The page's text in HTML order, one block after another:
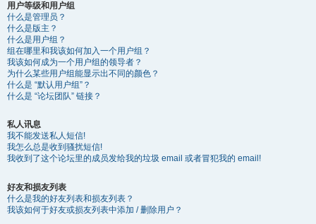
用户等级和用户组
什么是管理员？
什么是版主？
什么是用户组？
组在哪里和我该如何加入一个用户组？
我该如何成为一个用户组的领导者？
为什么某些用户组能显示出不同的颜色？
什么是 “默认用户组”？
什么是 “论坛团队” 链接？
私人讯息
我不能发送私人短信!
我怎么总是收到骚扰短信!
我收到了这个论坛里的成员发给我的垃圾 email 或者冒犯我的 email!
好友和损友列表
什么是我的好友列表和损友列表？
我该如何于好友或损友列表中添加 / 删除用户？